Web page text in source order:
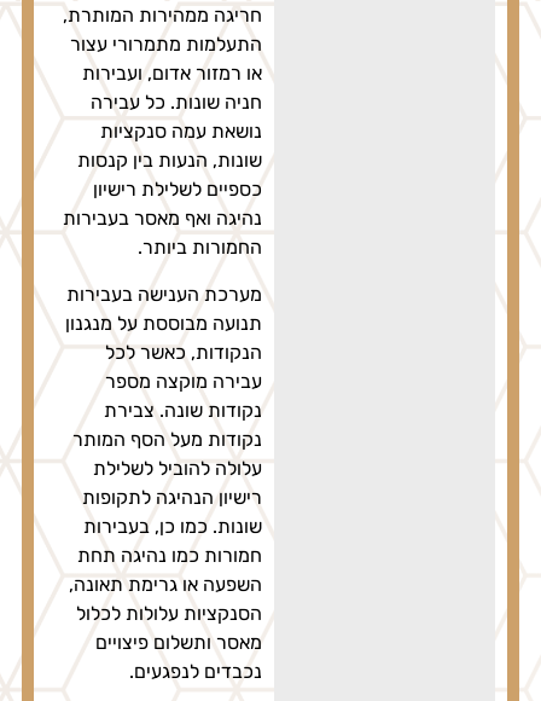
חריגה ממהירות המותרת,
התעלמות מתמרורי עצור
או רמזור אדום, ועבירות
חניה שונות. כל עבירה
נושאת עמה סנקציות
שונות, הנעות בין קנסות
כספיים לשלילת רישיון
נהיגה ואף מאסר בעבירות
החמורות ביותר.
מערכת הענישה בעבירות
תנועה מבוססת על מנגנון
הנקודות, כאשר לכל
עבירה מוקצה מספר
נקודות שונה. צבירת
נקודות מעל הסף המותר
עלולה להוביל לשלילת
רישיון הנהיגה לתקופות
שונות. כמו כן, בעבירות
חמורות כמו נהיגה תחת
השפעה או גרימת תאונה,
הסנקציות עלולות לכלול
מאסר ותשלום פיצויים
נכבדים לנפגעים.